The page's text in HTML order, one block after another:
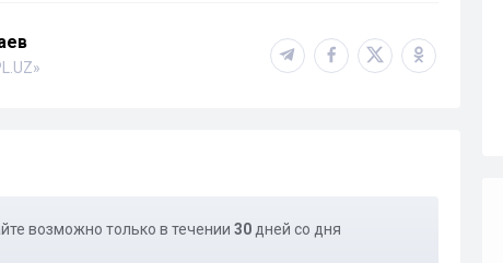
возможно только в течении 30дней со дня